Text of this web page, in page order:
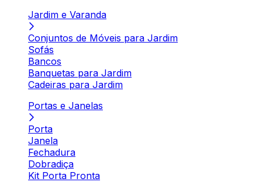
Jardim e Varanda
Conjuntos de Móveis para Jardim
Sofás
Bancos
Banquetas para Jardim
Cadeiras para Jardim
Portas e Janelas
Porta
Janela
Fechadura
Dobradiça
Kit Porta Pronta